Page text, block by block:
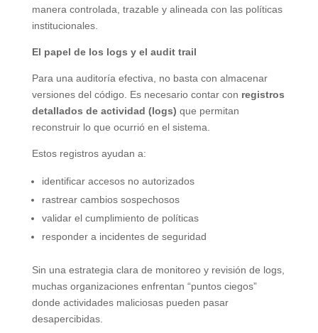
manera controlada, trazable y alineada con las políticas
institucionales.
El papel de los logs y el audit trail
Para una auditoría efectiva, no basta con almacenar
versiones del código. Es necesario contar con registros
detallados de actividad (logs) que permitan
reconstruir lo que ocurrió en el sistema.
Estos registros ayudan a:
identificar accesos no autorizados
rastrear cambios sospechosos
validar el cumplimiento de políticas
responder a incidentes de seguridad
Sin una estrategia clara de monitoreo y revisión de logs,
muchas organizaciones enfrentan “puntos ciegos”
donde actividades maliciosas pueden pasar
desapercibidas.